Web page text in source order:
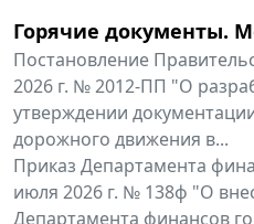
Горячие документы.
Постановление
2026 г. № 2012-ПП "О
утверждении
дорожного движения в...
Приказ Департамента
июля 2026 г. № 138ф "О
Департамента финансов